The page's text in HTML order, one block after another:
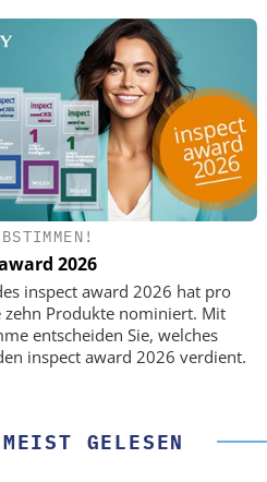
2026
inspect award 2026 hat pro
zehn Produkte nominiert. Mit
entscheiden Sie, welches
inspect award 2026 verdient.
INSTRUMENTE (PI) SE &
CO. KG
Laserlinks für LEO-
Blitzschnelle Präzision mit
PI-Kippspiegeln!
MEIST GELESEN